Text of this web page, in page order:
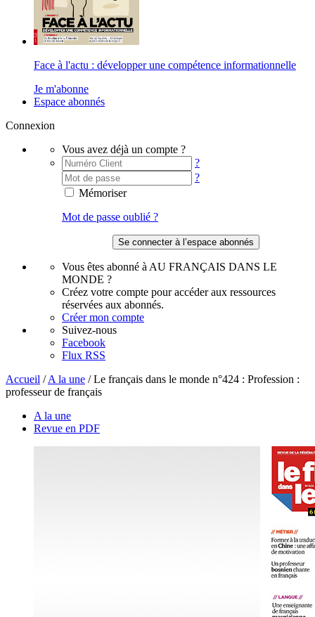
Face à l'actu : développer une compétence informationnelle
Je m'abonne
Espace abonnés
Connexion
Vous avez déjà un compte ?
?
?
Mémoriser
Mot de passe oublié ?
Vous êtes abonné à AU FRANÇAIS DANS LE
MONDE ?
Créez votre compte pour accéder aux ressources
réservées aux abonnés.
Créer mon compte
Suivez-nous
Facebook
Flux RSS
Accueil /A la une /Le français dans le monde n°424 : Profession :
professeur de français
A la une
Revue en PDF